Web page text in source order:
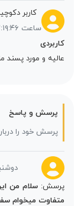
کاربر دکوچید
ساعت ۱۲:۱۹:۴۶
کاربردی
عالیه و مورد پسند منه
پرسش و پاسخ
پرسش خود را درباره
دوشنبه ۱۲ آذر ۱۴۰۳ ساعت ۰۸:۱۱:۳۸
پرسش:سلام من این
متفاوت میخوام